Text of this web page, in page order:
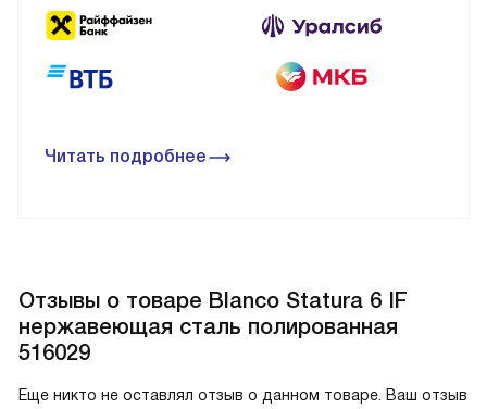
Читать подробнее
Отзывы о товаре Blanco Statura 6 IF
нержавеющая сталь полированная
516029
Еще никто не оставлял отзыв о данном товаре. Ваш отзыв